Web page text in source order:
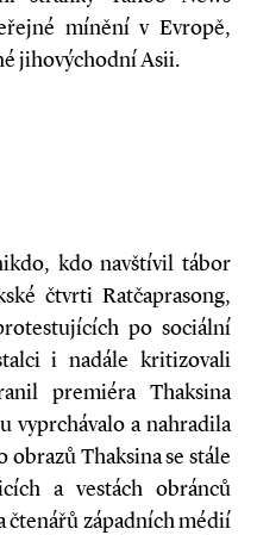
mínění v Evropě,
jihovýchodní Asii.
kdo navštívil tábor
čtvrti Ratčaprasong,
po sociální
i nadále kritizovali
premiéra Thaksina
vyprchávalo a nahradila
obrazů Thaksina se stále
a vestách obránců
čtenářů západních médií